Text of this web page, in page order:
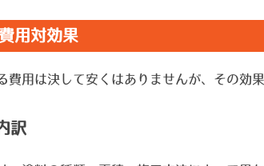
用対効果
費用は決して安くはありませんが、その効
訳